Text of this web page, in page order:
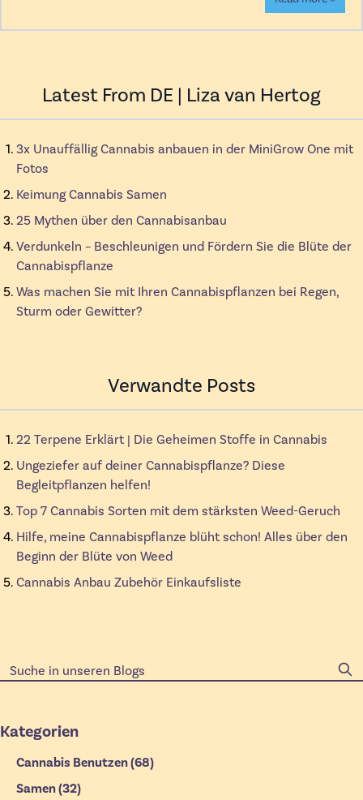
Latest From DE | Liza van Hertog
3x Unauffällig Cannabis anbauen in der MiniGrow One mit
Fotos
Keimung Cannabis Samen
25 Mythen über den Cannabisanbau
Verdunkeln – Beschleunigen und Fördern Sie die Blüte der
Cannabispflanze
Was machen Sie mit Ihren Cannabispflanzen bei Regen,
Sturm oder Gewitter?
Verwandte Posts
22 Terpene Erklärt | Die Geheimen Stoffe in Cannabis
Ungeziefer auf deiner Cannabispflanze? Diese
Begleitpflanzen helfen!
Top 7 Cannabis Sorten mit dem stärksten Weed-Geruch
Hilfe, meine Cannabispflanze blüht schon! Alles über den
Beginn der Blüte von Weed
Cannabis Anbau Zubehör Einkaufsliste
Kategorien
Cannabis Benutzen(68)
Samen(32)